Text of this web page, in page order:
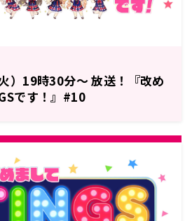
）19時30分～ 放送！『改め
です！』#10